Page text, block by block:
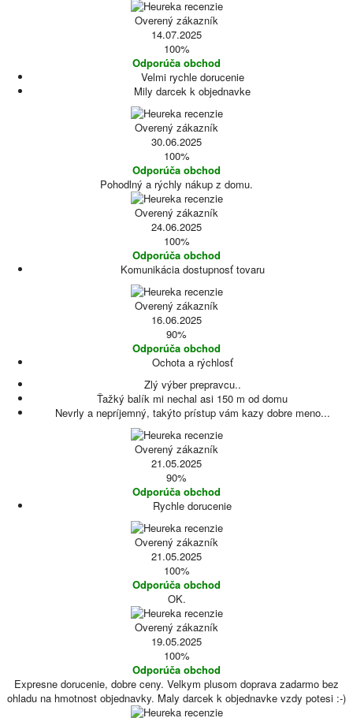
Overený zákazník
14.07.2025
100%
Odporúča obchod
Velmi rychle dorucenie
Mily darcek k objednavke
Overený zákazník
30.06.2025
100%
Odporúča obchod
Pohodlný a rýchly nákup z domu.
Overený zákazník
24.06.2025
100%
Odporúča obchod
Komunikácia dostupnosť tovaru
Overený zákazník
16.06.2025
90%
Odporúča obchod
Ochota a rýchlosť
Zlý výber prepravcu..
Ťažký balík mi nechal asi 150 m od domu
Nevrly a nepríjemný, takýto prístup vám kazy dobre meno...
Overený zákazník
21.05.2025
90%
Odporúča obchod
Rychle dorucenie
Overený zákazník
21.05.2025
100%
Odporúča obchod
OK.
Overený zákazník
19.05.2025
100%
Odporúča obchod
Expresne dorucenie, dobre ceny. Velkym plusom doprava zadarmo bez
ohladu na hmotnost objednavky. Maly darcek k objednavke vzdy potesi :-)